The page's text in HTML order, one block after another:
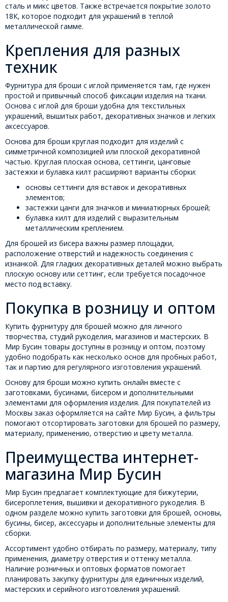
сталь и микс цветов. Также встречается покрытие золото
18К, которое подходит для украшений в теплой
металлической гамме.
Крепления для разных
техник
Фурнитура для броши с иглой применяется там, где нужен
простой и привычный способ фиксации изделия на ткани.
Основа с иглой для броши удобна для текстильных
украшений, вышитых работ, декоративных значков и легких
аксессуаров.
Основа для броши круглая подходит для изделий с
симметричной композицией или плоской декоративной
частью. Круглая плоская основа, сеттинги, цанговые
застежки и булавка килт расширяют варианты сборки:
основы сеттинги для вставок и декоративных
элементов;
застежки цанги для значков и миниатюрных брошей;
булавка килт для изделий с выразительным
металлическим креплением.
Для брошей из бисера важны размер площадки,
расположение отверстий и надежность соединения с
изнанкой. Для гладких декоративных деталей можно выбрать
плоскую основу или сеттинг, если требуется посадочное
место под вставку.
Покупка в розницу и оптом
Купить фурнитуру для брошей можно для личного
творчества, студий рукоделия, магазинов и мастерских. В
Мир Бусин товары доступны в розницу и оптом, поэтому
удобно подобрать как несколько основ для пробных работ,
так и партию для регулярного изготовления украшений.
Основу для броши можно купить онлайн вместе с
заготовками, бусинами, бисером и дополнительными
элементами для оформления изделия. Для покупателей из
Москвы заказ оформляется на сайте Мир Бусин, а фильтры
помогают отсортировать заготовки для брошей по размеру,
материалу, применению, отверстию и цвету металла.
Преимущества интернет-
магазина Мир Бусин
Мир Бусин предлагает комплектующие для бижутерии,
бисероплетения, вышивки и декоративного рукоделия. В
одном разделе можно купить заготовки для брошей, основы,
бусины, бисер, аксессуары и дополнительные элементы для
сборки.
Ассортимент удобно отбирать по размеру, материалу, типу
применения, диаметру отверстия и оттенку металла.
Наличие розничных и оптовых форматов помогает
планировать закупку фурнитуры для единичных изделий,
мастерских и серийного изготовления украшений.